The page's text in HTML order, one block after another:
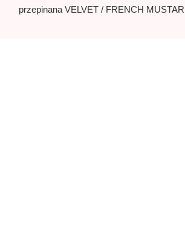
przepinana VELVET / FRENCH